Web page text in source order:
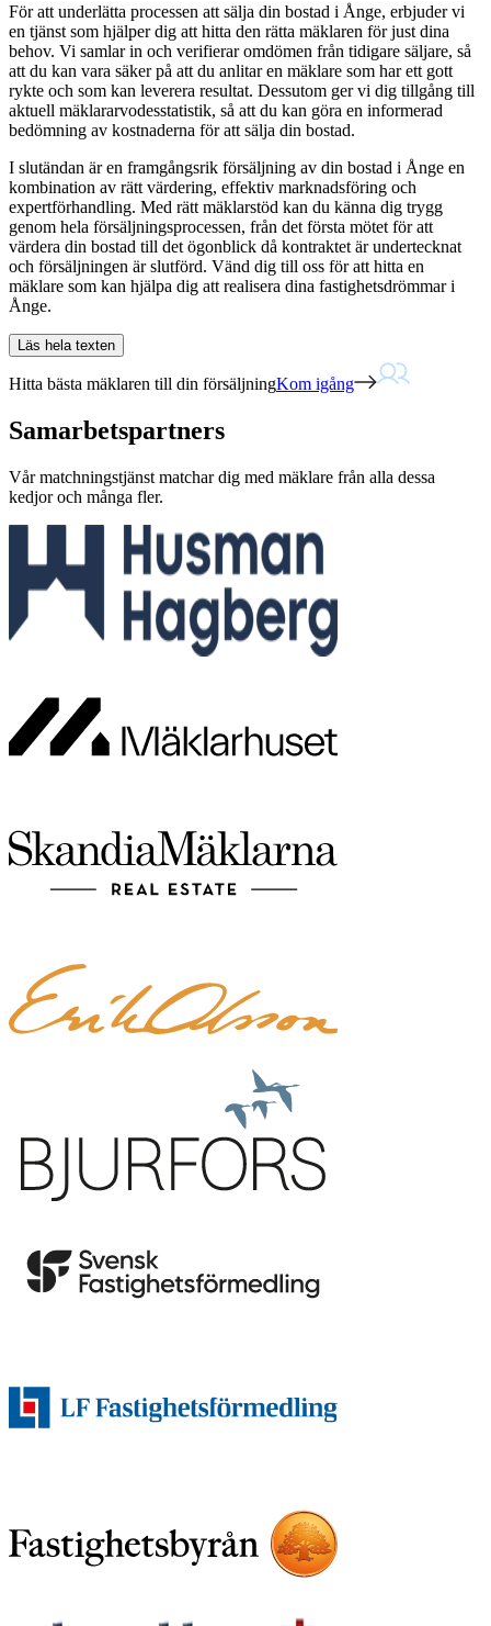
För att underlätta processen att sälja din bostad i Ånge, erbjuder vi
en tjänst som hjälper dig att hitta den rätta mäklaren för just dina
behov. Vi samlar in och verifierar omdömen från tidigare säljare, så
att du kan vara säker på att du anlitar en mäklare som har ett gott
rykte och som kan leverera resultat. Dessutom ger vi dig tillgång till
aktuell mäklararvodesstatistik, så att du kan göra en informerad
bedömning av kostnaderna för att sälja din bostad.
I slutändan är en framgångsrik försäljning av din bostad i Ånge en
kombination av rätt värdering, effektiv marknadsföring och
expertförhandling. Med rätt mäklarstöd kan du känna dig trygg
genom hela försäljningsprocessen, från det första mötet för att
värdera din bostad till det ögonblick då kontraktet är undertecknat
och försäljningen är slutförd. Vänd dig till oss för att hitta en
mäklare som kan hjälpa dig att realisera dina fastighetsdrömmar i
Ånge.
Läs hela texten
Hitta bästa mäklaren till din försäljningKom igång
Samarbetspartners
Vår matchningstjänst matchar dig med mäklare från alla dessa
kedjor och många fler.